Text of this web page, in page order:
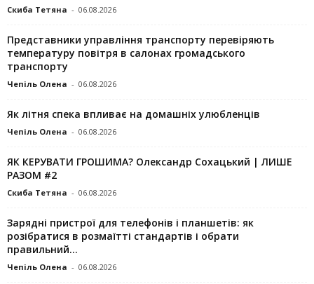
Скиба Тетяна - 06.08.2026
Представники управління транспорту перевіряють
температуру повітря в салонах громадського
транспорту
Чепіль Олена - 06.08.2026
Як літня спека впливає на домашніх улюбленців
Чепіль Олена - 06.08.2026
ЯК КЕРУВАТИ ГРОШИМА? Олександр Сохацький | ЛИШЕ
РАЗОМ #2
Скиба Тетяна - 06.08.2026
Зарядні пристрої для телефонів і планшетів: як
розібратися в розмаїтті стандартів і обрати
правильний...
Чепіль Олена - 06.08.2026